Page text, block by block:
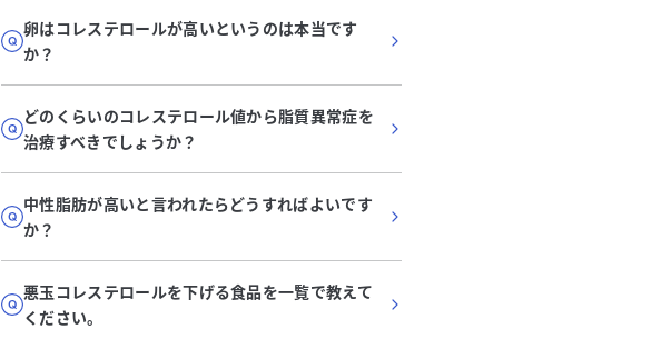
卵はコレステロールが高いというのは本当です
か？
どのくらいのコレステロール値から脂質異常症を
治療すべきでしょうか？
中性脂肪が高いと言われたらどうすればよいです
か？
悪玉コレステロールを下げる食品を一覧で教えて
ください。